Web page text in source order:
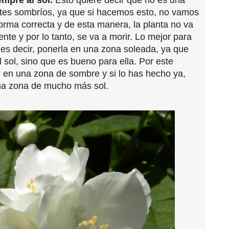
sombríos, ya que si hacemos esto, no vamos
correcta y de esta manera, la planta no va
y por lo tanto, se va a morir. Lo mejor para
decir, ponerla en una zona soleada, ya que
sino que es bueno para ella. Por este
una zona de sombre y si lo has hecho ya,
zona de mucho más sol.